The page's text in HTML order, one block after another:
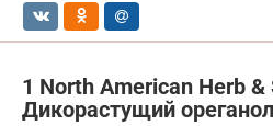
1 North American Herb &
Дикорастущий ореганол